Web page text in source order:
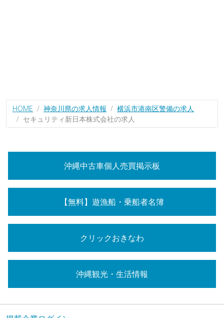
HOME 神奈川県の求人情報
横浜市港南区警備の求人
セキュリティ新日本株式会社の求人
沖縄中古車個人売買掲示板
【無料】遊漁船・乗船者名簿
クリックおきなわ
沖縄観光・生活情報